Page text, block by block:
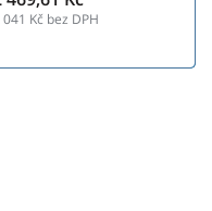
041 Kč bez DPH